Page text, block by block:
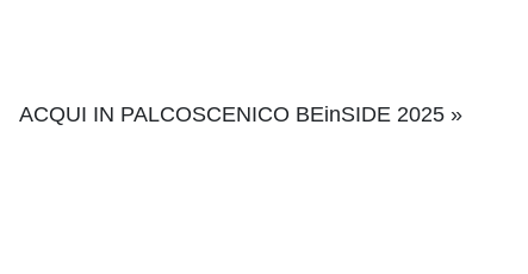
ACQUI IN PALCOSCENICO BEinSIDE 2025 »